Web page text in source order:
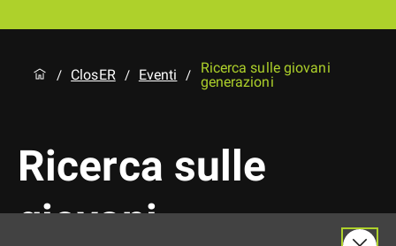
/ ClosER / Eventi /
Ricerca sulle giovani
generazioni
Ricerca sulle
giovani